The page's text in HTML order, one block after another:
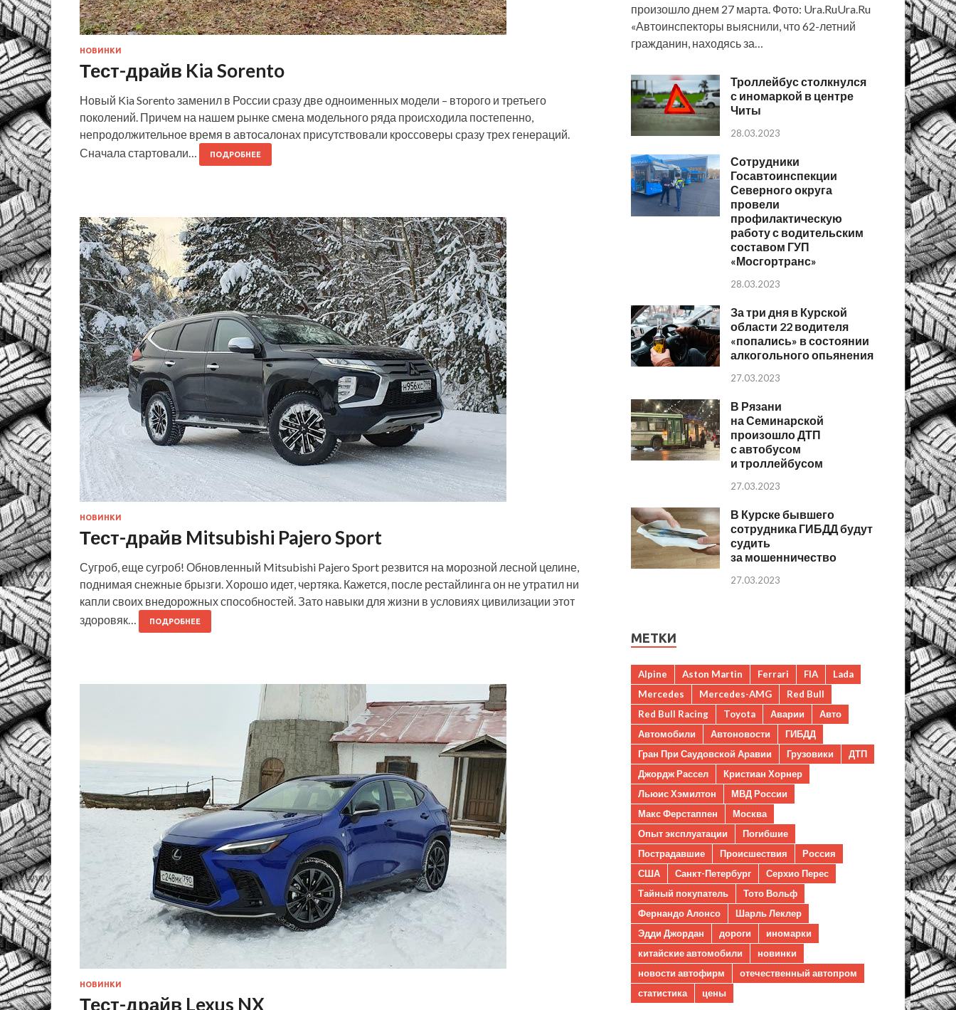
НОВИНКИ
Тест-драйв Kia Sorento
Новый Kia Sorento заменил в России сразу две одноименных модели – второго и третьего
поколений. Причем на нашем рынке смена модельного ряда происходила постепенно,
непродолжительное время в автосалонах присутствовали кроссоверы сразу трех генераций.
Сначала стартовали…
ПОДРОБНЕЕ
НОВИНКИ
Тест-драйв Mitsubishi Pajero Sport
Сугроб, еще сугроб! Обновленный Mitsubishi Pajero Sport резвится на морозной лесной целине,
поднимая снежные брызги. Хорошо идет, чертяка. Кажется, после рестайлинга он не утратил ни
капли своих внедорожных способностей. Зато навыки для жизни в условиях цивилизации этот
здоровяк…
ПОДРОБНЕЕ
НОВИНКИ
Тест-драйв Lexus NX
произошло днем 27 марта. Фото: Ura.RuUra.Ru
«Автоинспекторы выяснили, что 62-летний
гражданин, находясь за…
Троллейбус столкнулся
с иномаркой в центре
Читы
28.03.2023
Сотрудники
Госавтоинспекции
Северного округа
провели
профилактическую
работу с водительским
составом ГУП
«Мосгортранс»
28.03.2023
За три дня в Курской
области 22 водителя
«попались» в состоянии
алкогольного опьянения
27.03.2023
В Рязани
на Семинарской
произошло ДТП
с автобусом
и троллейбусом
27.03.2023
В Курске бывшего
сотрудника ГИБДД будут
судить
за мошенничество
27.03.2023
МЕТКИ
Alpine Aston Martin Ferrari FIA
Lada
Mercedes
Mercedes-AMG
Red Bull
Red Bull Racing
Toyota Аварии
Авто
Автомобили
Автоновости
ГИБДД
Гран При Саудовской Аравии
Грузовики
ДТП
Джордж Рассел
Кристиан Хорнер
Льюис Хэмилтон
МВД России
Макс Ферстаппен
Москва
Опыт эксплуатации
Погибшие
Пострадавшие
Происшествия
Россия
США
Санкт-Петербург
Серхио Перес
Тайный покупатель
Тото Вольф
Фернандо Алонсо
Шарль Леклер
Эдди Джордан
дороги
иномарки
китайские автомобили
новинки
новости автофирм
отечественный автопром
статистика
цены